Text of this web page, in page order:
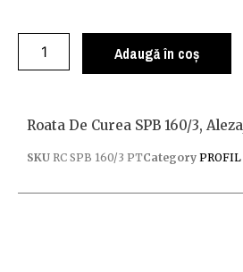
Adaugă în coș
Roata De Curea SPB 160/3,
SKU RC SPB 160/3 PTCategory